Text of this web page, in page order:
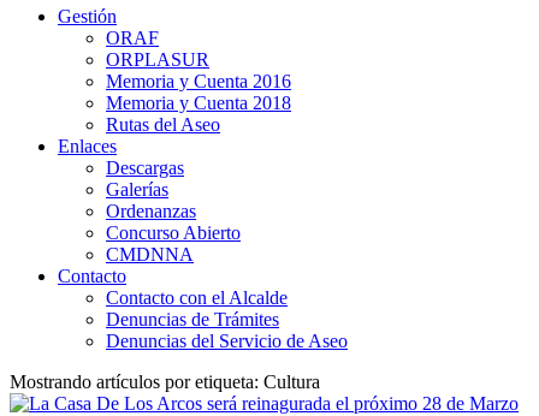
Gestión
ORAF
ORPLASUR
Memoria y Cuenta 2016
Memoria y Cuenta 2018
Rutas del Aseo
Enlaces
Descargas
Galerías
Ordenanzas
Concurso Abierto
CMDNNA
Contacto
Contacto con el Alcalde
Denuncias de Trámites
Denuncias del Servicio de Aseo
Mostrando artículos por etiqueta: Cultura